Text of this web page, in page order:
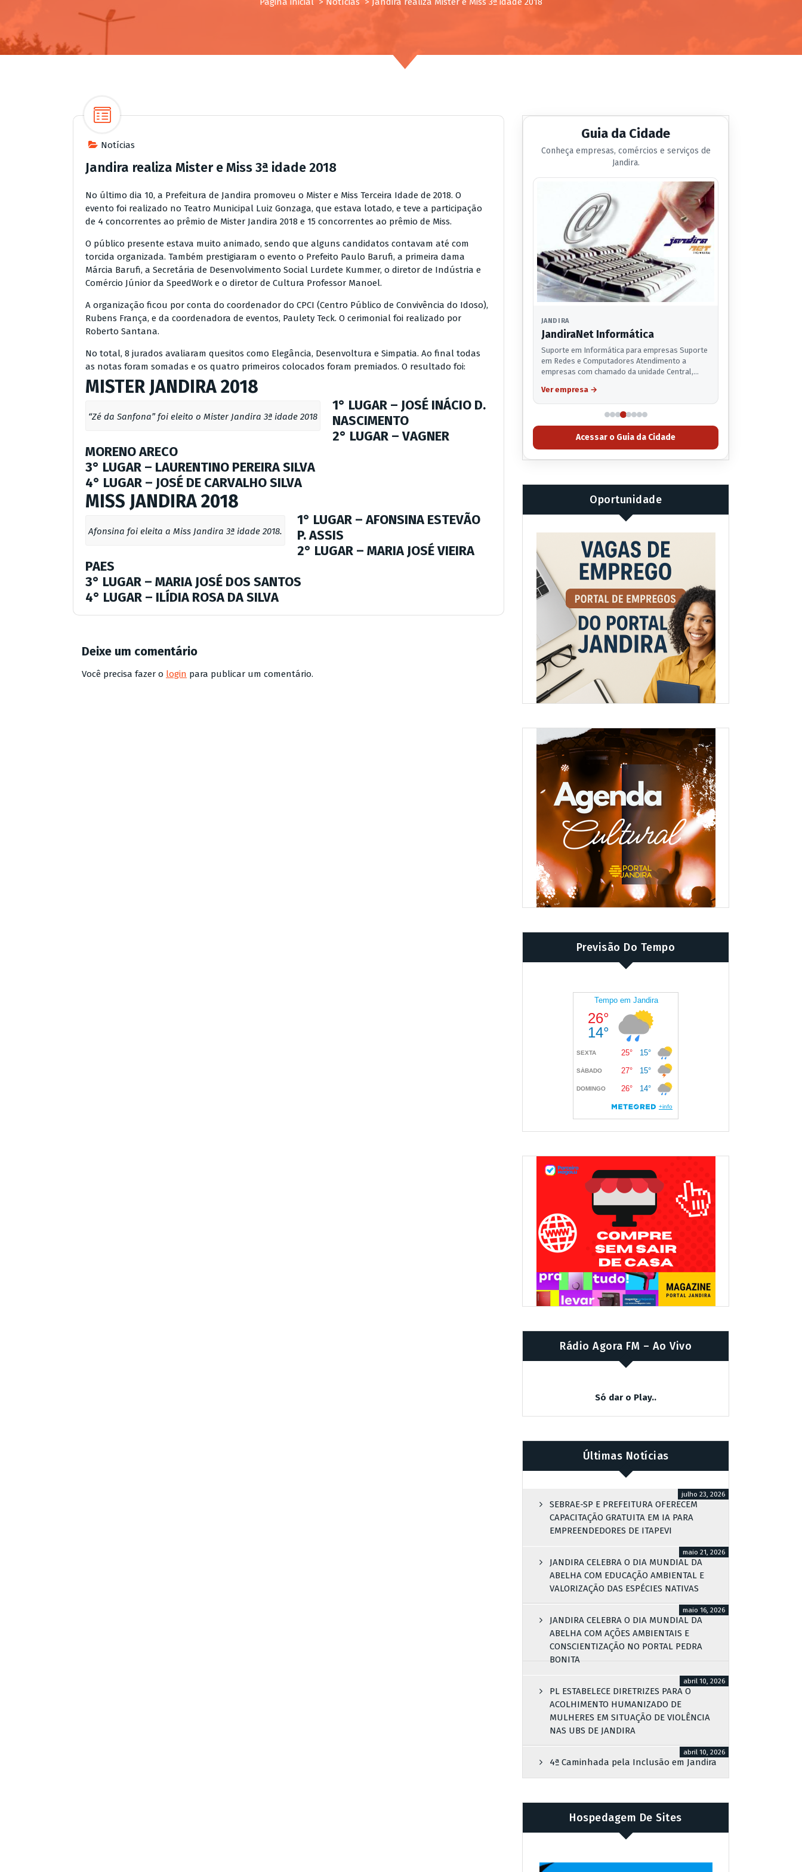
Notícias
Jandira realiza Mister e Miss 3ª idade 2018
No último dia 10, a Prefeitura de Jandira promoveu o Mister e Miss Terceira Idade de 2018. O
evento foi realizado no Teatro Municipal Luiz Gonzaga, que estava lotado, e teve a participação
de 4 concorrentes ao prêmio de Mister Jandira 2018 e 15 concorrentes ao prêmio de Miss.
O público presente estava muito animado, sendo que alguns candidatos contavam até com
torcida organizada. Também prestigiaram o evento o Prefeito Paulo Barufi, a primeira dama
Márcia Barufi, a Secretária de Desenvolvimento Social Lurdete Kummer, o diretor de Indústria e
Comércio Júnior da SpeedWork e o diretor de Cultura Professor Manoel.
A organização ficou por conta do coordenador do CPCI (Centro Público de Convivência do Idoso),
Rubens França, e da coordenadora de eventos, Paulety Teck. O cerimonial foi realizado por
Roberto Santana.
No total, 8 jurados avaliaram quesitos como Elegância, Desenvoltura e Simpatia. Ao final todas
as notas foram somadas e os quatro primeiros colocados foram premiados. O resultado foi:
MISTER JANDIRA 2018
“Zé da Sanfona” foi eleito o Mister Jandira 3ª idade 2018
1° LUGAR – JOSÉ INÁCIO D.
NASCIMENTO
2° LUGAR – VAGNER
MORENO ARECO
3° LUGAR – LAURENTINO PEREIRA SILVA
4° LUGAR – JOSÉ DE CARVALHO SILVA
MISS JANDIRA 2018
Afonsina foi eleita a Miss Jandira 3ª idade 2018.
1° LUGAR – AFONSINA ESTEVÃO
P. ASSIS
2° LUGAR – MARIA JOSÉ VIEIRA
PAES
3° LUGAR – MARIA JOSÉ DOS SANTOS
4° LUGAR – ILÍDIA ROSA DA SILVA
Deixe um comentário
Você precisa fazer o login para publicar um comentário.
Guia da Cidade
Conheça empresas, comércios e serviços de
Jandira.
JANDIRA
JandiraNet Informática
Suporte em Informática para empresas Suporte
em Redes e Computadores Atendimento a
empresas com chamado da unidade Central,…
Ver empresa →
Acessar o Guia da Cidade
Oportunidade
Previsão Do Tempo
Rádio Agora FM – Ao Vivo
Só dar o Play..
Últimas Notícias
SEBRAE-SP E PREFEITURA OFERECEM
CAPACITAÇÃO GRATUITA EM IA PARA
EMPREENDEDORES DE ITAPEVI
julho 23, 2026
JANDIRA CELEBRA O DIA MUNDIAL DA
ABELHA COM EDUCAÇÃO AMBIENTAL E
VALORIZAÇÃO DAS ESPÉCIES NATIVAS
maio 21, 2026
JANDIRA CELEBRA O DIA MUNDIAL DA
ABELHA COM AÇÕES AMBIENTAIS E
CONSCIENTIZAÇÃO NO PORTAL PEDRA
BONITA
maio 16, 2026
PL ESTABELECE DIRETRIZES PARA O
ACOLHIMENTO HUMANIZADO DE
MULHERES EM SITUAÇÃO DE VIOLÊNCIA
NAS UBS DE JANDIRA
abril 10, 2026
4ª Caminhada pela Inclusão em Jandira
abril 10, 2026
Hospedagem De Sites